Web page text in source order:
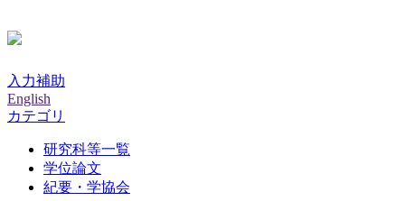
入力補助
English
カテゴリ
研究科等一覧
学位論文
紀要・学協会